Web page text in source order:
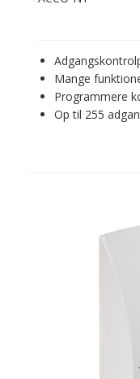
Mange
Programmere
Op til 255